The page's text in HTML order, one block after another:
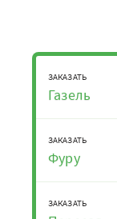
ЗАКАЗАТЬ
Газель
ЗАКАЗАТЬ
Фуру
ЗАКАЗАТЬ